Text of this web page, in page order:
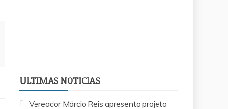
ULTIMAS NOTICIAS
Vereador Márcio Reis apresenta projeto